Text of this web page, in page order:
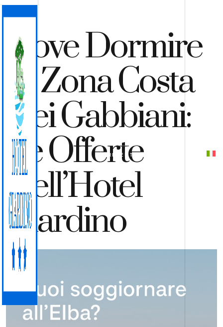
PREVENTIVO
Dove Dormire
In Zona Costa
Dei Gabbiani:
Le Offerte
Dell’Hotel
Giardino